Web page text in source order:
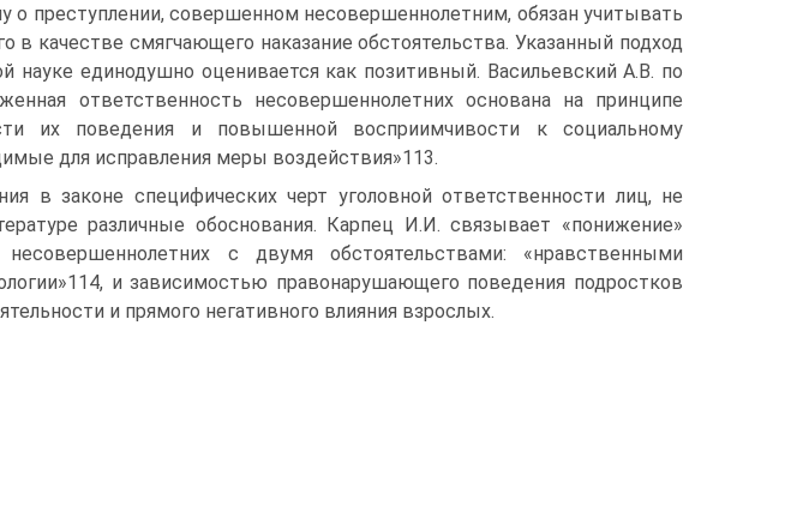
преступлении, совершенном несовершеннолетним, обязан учитывать
в качестве смягчающего наказание обстоятельства. Указанный подход
науке единодушно оценивается как позитивный. Васильевский А.В. по
ответственность несовершеннолетних основана на принципе
их поведения и повышенной восприимчивости к социальному
для исправления меры воздействия»113.
в законе специфических черт уголовной ответственности лиц, не
различные обоснования. Карпец И.И. связывает «понижение»
с двумя обстоятельствами: «нравственными
и зависимостью правонарушающего поведения подростков
и прямого негативного влияния взрослых.